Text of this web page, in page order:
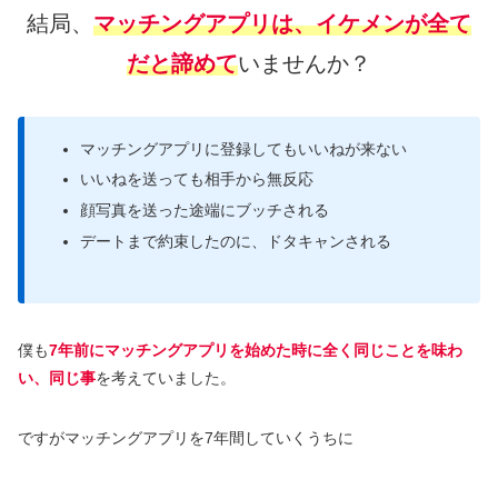
結局、 マッチングアプリは、イケメンが全て
だと諦めていませんか？
マッチングアプリに登録してもいいねが来ない
いいねを送っても相手から無反応
顔写真を送った途端にブッチされる
デートまで約束したのに、ドタキャンされる
僕も7年前にマッチングアプリを始めた時に全く同じことを味わ
い、同じ事を考えていました。
ですがマッチングアプリを7年間していくうちに